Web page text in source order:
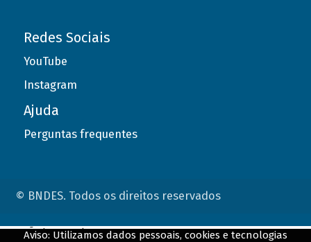
Redes Sociais
YouTube
Instagram
Ajuda
Perguntas frequentes
© BNDES. Todos os direitos reservados
Aviso: Utilizamos dados pessoais, cookies e tecnologias
ConteÃºdo complementar